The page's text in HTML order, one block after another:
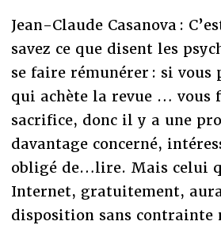
Jean-Claude Casanova :
savez ce que disent les
se faire rémunérer : si
qui achète la revue … vous
sacrifice, donc il y a une
davantage concerné,
obligé de…lire. Mais celui
Internet, gratuitement,
disposition sans contrainte